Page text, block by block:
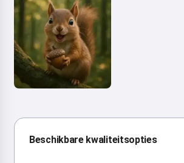
Beschikbare kwaliteitsopties